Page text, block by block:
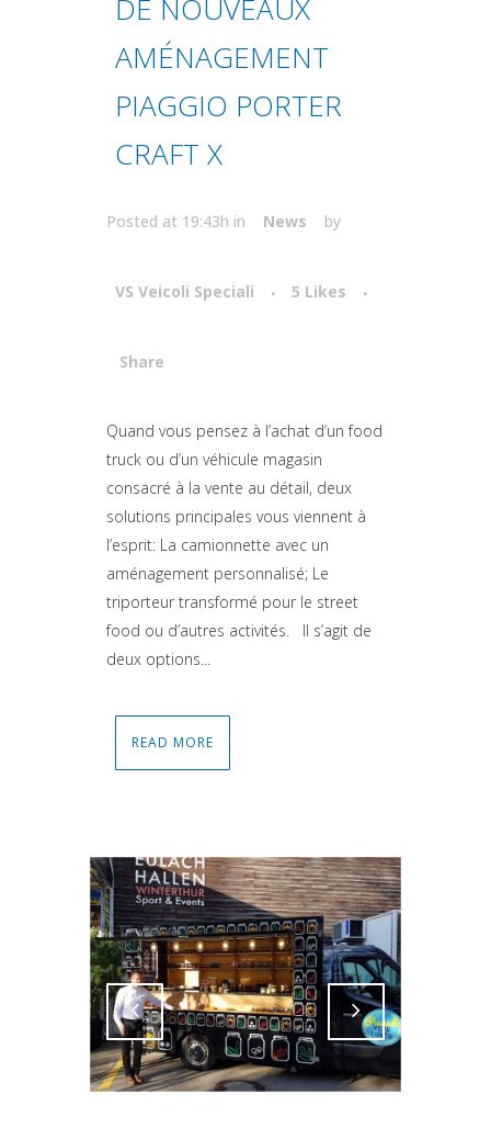
DE NOUVEAUX
AMÉNAGEMENT
PIAGGIO PORTER
CRAFT X
Posted at 19:43h in News by
VS Veicoli Speciali 5 Likes
Share
Attiva comando
Quand vous pensez à l’achat d’un food
truck ou d’un véhicule magasin
consacré à la vente au détail, deux
solutions principales vous viennent à
l’esprit: La camionnette avec un
aménagement personnalisé; Le
triporteur transformé pour le street
food ou d’autres activités. Il s’agit de
deux options...
READ MORE
Attiva comando Attiva comando